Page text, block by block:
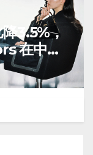
3.5%，
在中国